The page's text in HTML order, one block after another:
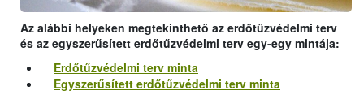
Az alábbi helyeken megtekinthető az erdőtűzvédelmi terv
és az egyszerűsített erdőtűzvédelmi terv egy-egy mintája:
Erdőtűzvédelmi terv minta
Egyszerűsített erdőtűzvédelmi terv minta